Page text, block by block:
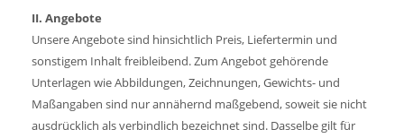
II. Angebote
Unsere Angebote sind hinsichtlich Preis, Liefertermin und
sonstigem Inhalt freibleibend. Zum Angebot gehörende
Unterlagen wie Abbildungen, Zeichnungen, Gewichts- und
Maßangaben sind nur annähernd maßgebend, soweit sie nicht
ausdrücklich als verbindlich bezeichnet sind. Dasselbe gilt für